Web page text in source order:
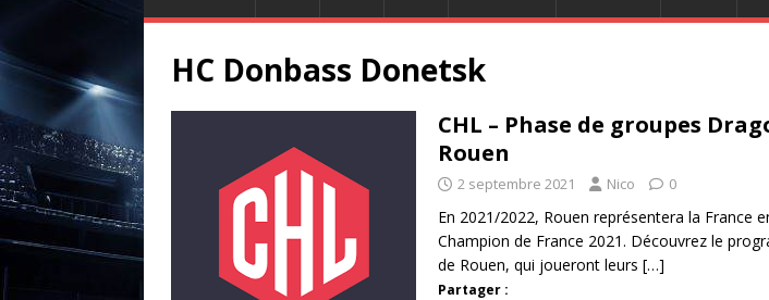
HC Donbass Donetsk
CHL – Phase de groupes
Rouen
2 septembre 2021 Nico 0
En 2021/2022, Rouen représentera la France
Champion de France 2021. Découvrez le
de Rouen, qui joueront leurs […]
Partager :